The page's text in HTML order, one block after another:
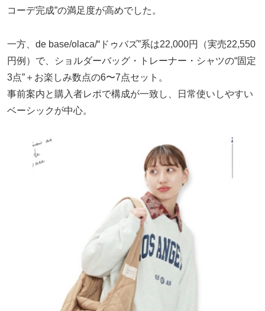
コーデ完成”の満足度が高めでした。
一方、de base/olaca/“ドゥバズ”系は22,000円（実売22,550
円例）で、ショルダーバッグ・トレーナー・シャツの“固定
3点”＋お楽しみ数点の6〜7点セット。
事前案内と購入者レポで構成が一致し、日常使いしやすい
ベーシックが中心。